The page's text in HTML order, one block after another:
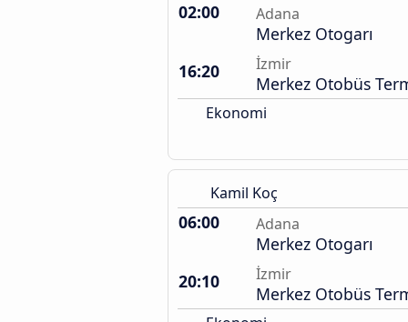
02:00 Adana
Merkez Otogarı
16:20
İzmir
Merkez Otobüs
Ekonomi
Kamil Koç
06:00 Adana
Merkez Otogarı
20:10
İzmir
Merkez Otobüs